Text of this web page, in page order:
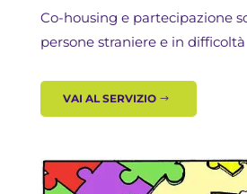
Co-housing e partecipazione
persone straniere e in difficoltà
VAI AL SERVIZIO